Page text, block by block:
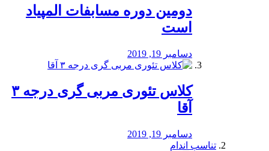
دومین دوره مسابفات المپیاد
است
دسامبر 19, 2019
کلاس تئوری مربی گری درجه ۳
آقا
دسامبر 19, 2019
تناسب اندام